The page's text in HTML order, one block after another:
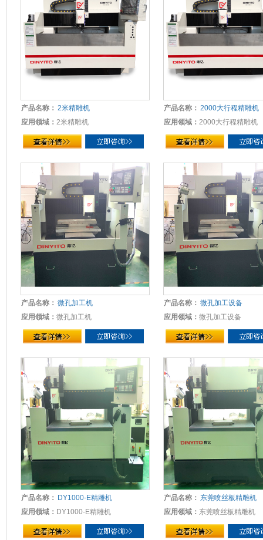
产品名称： 2米精雕机
应用领域： 2米精雕机
产品名称： 2000大行程精雕机
应用领域： 2000大行程精雕机
产品名称： 微孔加工机
应用领域： 微孔加工机
产品名称： 微孔加工设备
应用领域： 微孔加工设备
产品名称：
DY1000-E精雕机
应用领域： DY1000-E精雕机
产品名称： 东莞喷丝板精雕机
应用领域： 东莞喷丝板精雕机